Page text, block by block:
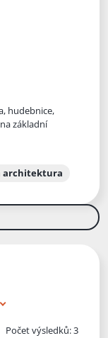
hudebnice,
základní
architektura
Počet výsledků: 3